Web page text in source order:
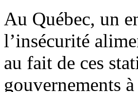
Au Québec, un
l’insécurité
au fait de ces
gouvernements